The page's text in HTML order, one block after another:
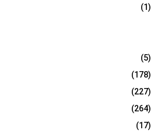
(1)
(5)
(178)
(227)
(264)
(17)